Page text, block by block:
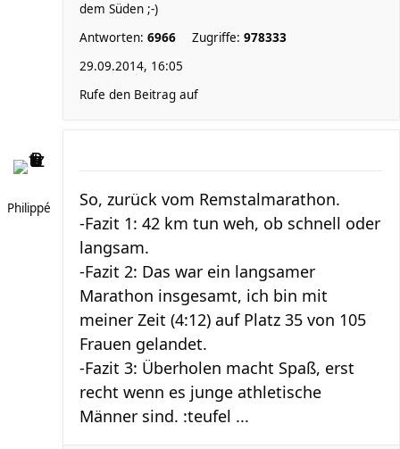
dem Süden ;-)
Antworten: 6966 Zugriffe: 978333
29.09.2014, 16:05
Rufe den Beitrag auf
Philippé
So, zurück vom Remstalmarathon.
-Fazit 1: 42 km tun weh, ob schnell oder
langsam.
-Fazit 2: Das war ein langsamer
Marathon insgesamt, ich bin mit
meiner Zeit (4:12) auf Platz 35 von 105
Frauen gelandet.
-Fazit 3: Überholen macht Spaß, erst
recht wenn es junge athletische
Männer sind. :teufel ...